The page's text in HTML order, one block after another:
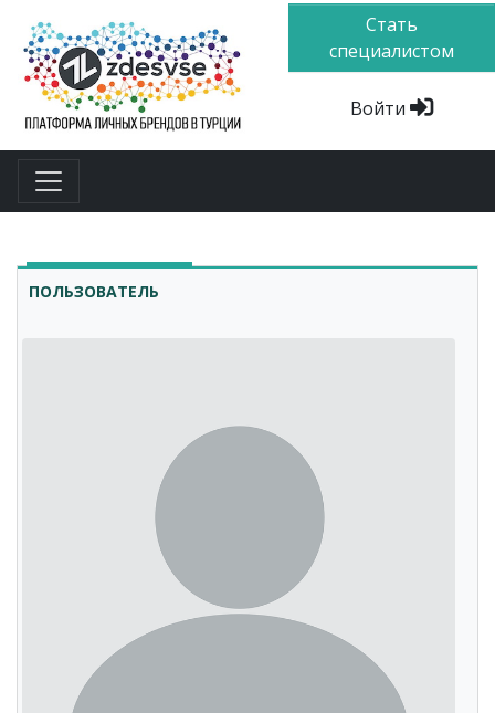
Стать
специалистом
Войти
ПОЛЬЗОВАТЕЛЬ